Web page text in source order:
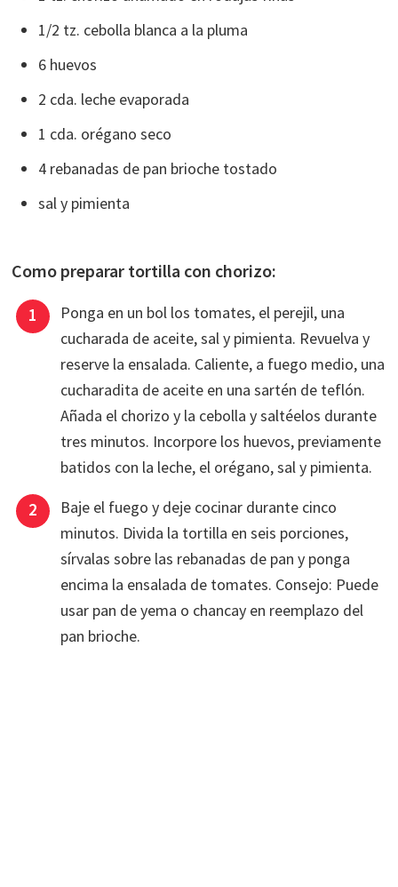
1/2 tz. cebolla blanca a la pluma
6 huevos
2 cda. leche evaporada
1 cda. orégano seco
4 rebanadas de pan brioche tostado
sal y pimienta
Como preparar tortilla con chorizo:
Ponga en un bol los tomates, el perejil, una
cucharada de aceite, sal y pimienta. Revuelva y
reserve la ensalada. Caliente, a fuego medio, una
cucharadita de aceite en una sartén de teflón.
Añada el chorizo y la cebolla y saltéelos durante
tres minutos. Incorpore los huevos, previamente
batidos con la leche, el orégano, sal y pimienta.
Baje el fuego y deje cocinar durante cinco
minutos. Divida la tortilla en seis porciones,
sírvalas sobre las rebanadas de pan y ponga
encima la ensalada de tomates. Consejo: Puede
usar pan de yema o chancay en reemplazo del
pan brioche.